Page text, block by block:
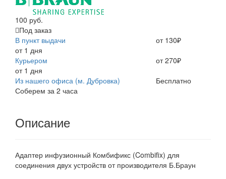
100 руб.
Под заказ
В пункт выдачи
от 1 дня
от 130₽
Курьером
от 1 дня
от 270₽
Из нашего офиса (м. Дубровка)
Соберем за 2 часа
Бесплатно
Описание
Адаптер инфузионный Комбификс (Combifix) для
соединения двух устройств от производителя Б.Браун